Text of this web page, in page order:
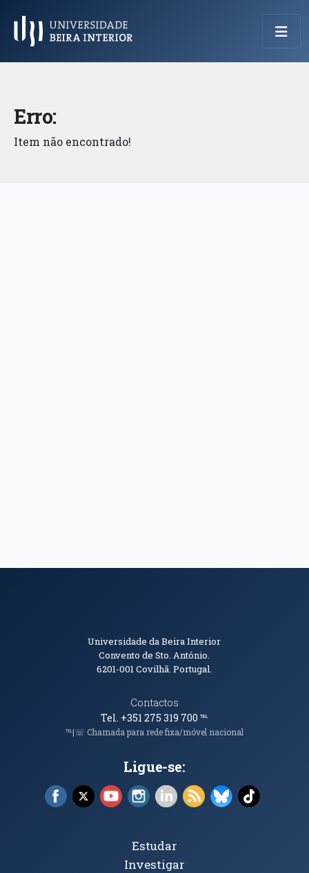
Menu Principal
Erro:
Item não encontrado!
Informações de Contacto
Universidade da Beira Interior
Convento de Sto. António.
6201-001Covilhã. Portugal.
Contactos
Tel. +351 275 319 700℡
℡|☏ Chamada para rede fixa/móvel nacional
Ligue-se:
Facebook (abre em nova janela)
X (abre em nova janela)
YouTube (abre em nova janela)
Instagram (abre em nova janela)
LinkedIn (abre em nova
RSS (abre em nova
Bluesky (abre
TikTok
Tópicos Principais
Estudar
Investigar